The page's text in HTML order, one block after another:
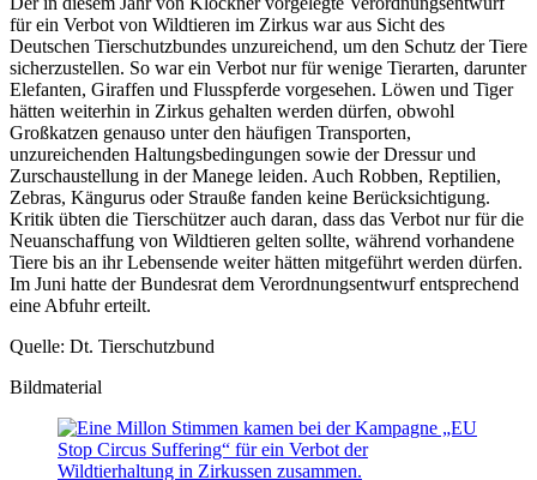
für ein Verbot von Wildtieren im Zirkus war aus Sicht des
Deutschen Tierschutzbundes unzureichend, um den Schutz der Tiere
sicherzustellen. So war ein Verbot nur für wenige Tierarten, darunter
Elefanten, Giraffen und Flusspferde vorgesehen. Löwen und Tiger
hätten weiterhin in Zirkus gehalten werden dürfen, obwohl
Großkatzen genauso unter den häufigen Transporten,
unzureichenden Haltungsbedingungen sowie der Dressur und
Zurschaustellung in der Manege leiden. Auch Robben, Reptilien,
Zebras, Kängurus oder Strauße fanden keine Berücksichtigung.
Kritik übten die Tierschützer auch daran, dass das Verbot nur für die
Neuanschaffung von Wildtieren gelten sollte, während vorhandene
Tiere bis an ihr Lebensende weiter hätten mitgeführt werden dürfen.
Im Juni hatte der Bundesrat dem Verordnungsentwurf entsprechend
eine Abfuhr erteilt.
Quelle: Dt. Tierschutzbund
Bildmaterial